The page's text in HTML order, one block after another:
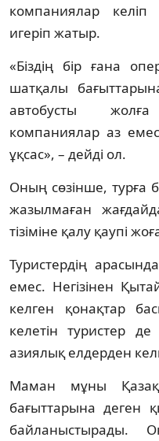
компаниялар келіп
игеріп жатыр.
«Біздің бір ғана
шатқалы
автобусты
компаниялар аз
ұқсас», – дейді ол.
Оның сөзінше, турға
жазылмаған
тізіміне қалу қаупі
Туристердің
емес. Негізінен
келген қонақтар
келетін туристер
азиялық елдерден
Маман мұны
бағыттарына деген
байланыстырады.